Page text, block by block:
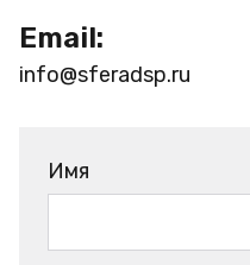
Email:
info@sferadsp.ru
Имя